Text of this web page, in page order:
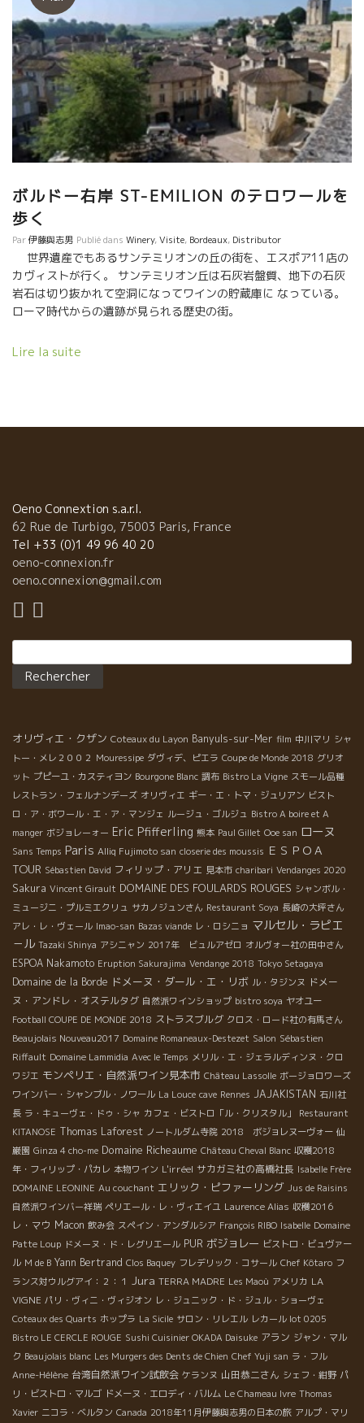
ボルドー右岸 ST-EMILION のテロワールを
歩く
Par伊藤與志男 Publié dans Winery,Visite, Bordeaux, Distributor
世界遺産でもあるサンテミリオンの丘の街を、エスポア11店の
カヴィストが行く。 サンテミリオン丘は石灰岩盤質、地下の石灰
岩石は切り抜かれて空洞になってワインの貯蔵庫に なっている。
ローマ時代からの遺跡が見られる歴史の街。
サンテミリオンの街を散策しながら街を通り越してボルドー９
Lire la suite
Oeno Connextion s.a.r.l.
62 Rue de Turbigo, 75003 Paris, France
Tel +33 (0)1 49 96 40 20
oeno-connexion.fr
oeno.connexion@gmail.com
オリヴィエ・クザン Coteaux du Layon Banyuls-sur-Mer film 中川マリ シャ
トー・メレ２００２ Mouressipe ダヴィデ、ピエラ Coupe de Monde 2018 グリオ
ット プピーユ・カスティヨン Bourgone Blanc 調布 Bistro La Vigne スモール品種
レストラン・フェルナンデーズ オリヴィエ ギー・エ・トマ・ジュリアン ビスト
ロ・ア・ボワール・エ・ア・マンジェ ルージュ・ゴルジュ Bistro A boire et A
manger ボジョレーォー Eric Pfifferling 熊本 Paul Gillet Ooe san ローヌ
Sans Temps Paris Alliq Fujimoto san closerie des moussis ＥＳＰＯＡ
TOUR Sébastien David フィリップ・アリエ 見本市 charibari Vendanges 2020
Sakura Vincent Girault DOMAINE DES FOULARDS ROUGES シャンボル・
ミュージニ・プルミエクリュ サカノジュンさん Restaurant Soya 長崎の大坪さん
アレ・レ・ヴェール Imao-san Bazas viande レ・ロシニョ マルセル・ラピエ
－ル Tazaki Shinya アシニャン 2017年 ビュルアゼロ オルヴォー社の田中さん
ESPOA Nakamoto Eruption Sakurajima Vendange 2018 Tokyo Setagaya
Domaine de la Borde ドメーヌ・ダール・エ・リボ ル・タジンヌ ドメー
ヌ・アンドレ・オステルタグ 自然派ワインショップ bistro soya ヤオユー
Football COUPE DE MONDE 2018 ストラスブルグ クロス・ロード社の有馬さん
Beaujolais Nouveau2017 Domaine Romaneaux-Destezet Salon Sébastien
Riffault Domaine Lammidia Avec le Temps メリル・エ・ジェラルディンヌ・クロ
ワジエ モンペリエ・自然派ワイン見本市 Château Lassolle ボージョロワーズ
ワインバー・シャンブル・ノワール La Louce cave Rennes JAJAKISTAN 石川社
長 ラ・キューヴェ・ドゥ・シャ カフェ・ビストロ「ル・クリスタル」
Restaurant
KITANOSE Thomas Laforest ノートルダム寺院 2018 ボジョレヌーヴォー 仙
巌園 Ginza 4 cho-me Domaine Richeaume Château Cheval Blanc 収穫2018
年・フィリップ・パカレ 本物ワイン L'irréel サカガミ社の高橋社長 Isabelle Frère
DOMAINE LEONINE Au couchant エリック・ピファーリング Jus de Raisins
自然派ワインバー祥瑞 ペリエール・レ・ヴィエイユ Laurence Alias 収穫2016
レ・マウ Macon 飲み会 スペイン・アンダルシア François RIBO Isabelle Domaine
Patte Loup ドメーヌ・ド・レグリエール PUR ボジョレー ビストロ・ビュヴァー
ル M de B Yann Bertrand Clos Baquey フレデリック・コサール Chef Kôtaro フ
ランス対ウルグアイ：２：１ Jura TERRA MADRE Les Maoù アメリカ LA
VIGNE パリ・ヴィニ・ヴィジオン レ・ジュニック・ド・ジュル・ショーヴェ
Coteaux des Quarts ホップラ La Sicile サロン・リレエル レカール lot 0205
Bistro LE CERCLE ROUGE Sushi Cuisinier OKADA Daisuke アラン ジャン・マル
ク Beaujolais blanc Les Murgers des Dents de Chien Chef Yuji san ラ・フル
Anne-Hélène 台湾自然派ワイン試飲会 ケランヌ 山田恭二さん シェフ・紺野 パ
リ・ビストロ・マルゴ ドメーヌ・エロディ・バルム Le Chameau Ivre Thomas
Xavier ニコラ・ベルタン Canada 2018年11月伊藤與志男の日本の旅 アルプ・マリ